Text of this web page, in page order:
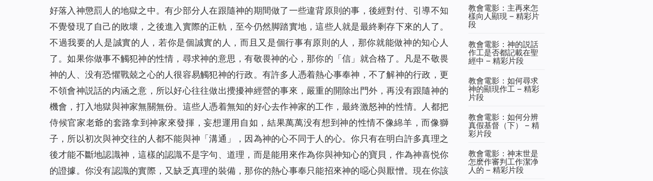
好落入神懲罰人的地獄之中。有少部分人在跟隨神的期間做了一些違背原則的事，後經對付、引導不知
不覺發現了自己的敗壞，之後進入實際的正軌，至今仍然脚踏實地，這些人就是最終剩存下來的人了。
不過我要的人是誠實的人，若你是個誠實的人，而且又是個行事有原則的人，那你就能做神的知心人
了。如果你做事不觸犯神的性情，尋求神的意思，有敬畏神的心，那你的「信」就合格了。凡是不敬畏
神的人、没有恐懼戰兢之心的人很容易觸犯神的行政。有許多人憑着熱心事奉神，不了解神的行政，更
不領會神説話的内涵之意，所以好心往往做出攪擾神經營的事來，嚴重的開除出門外，再没有跟隨神的
機會，打入地獄與神家無關無份。這些人憑着無知的好心去作神家的工作，最終激怒神的性情。人都把
侍候官家老爺的套路拿到神家來發揮，妄想運用自如，結果萬萬没有想到神的性情不像綿羊，而像獅
子，所以初次與神交往的人都不能與神「溝通」，因為神的心不同于人的心。你只有在明白許多真理之
後才能不斷地認識神，這樣的認識不是字句、道理，而是能用來作為你與神知心的寶貝，作為神喜悦你
的證據。你没有認識的實際，又缺乏真理的裝備，那你的熱心事奉只能招來神的噁心與厭憎。現在你該
教會電影：主再來怎
樣向人顯現 – 精彩片
段
教會電影：神的説話
作工是否都記載在聖
經中 – 精彩片段
教會電影：如何尋求
神的顯現作工 – 精彩
片段
教會電影：如何分辨
真假基督（下） – 精
彩片段
教會電影：神末世是
怎麽作審判工作潔净
人的 – 精彩片段